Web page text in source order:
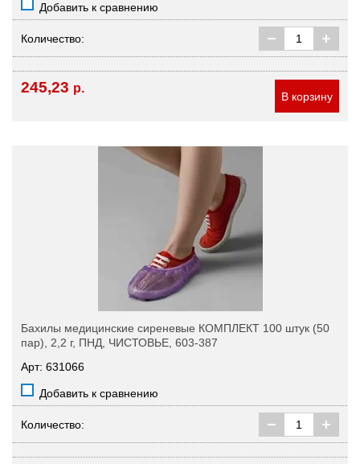
Добавить к сравнению
Количество:
245,23 р.
В корзину
Бахилы медицинские сиреневые КОМПЛЕКТ 100 штук (50
пар), 2,2 г, ПНД, ЧИСТОВЬЕ, 603-387
Арт: 631066
Добавить к сравнению
Количество: